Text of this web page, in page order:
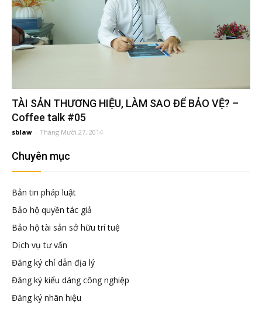
đầu
Đại
diện
TÀI SẢN THƯƠNG HIỆU, LÀM SAO ĐỂ BẢO VỆ? –
Coffee talk #05
sblaw - Tháng Mười 27, 2014
Chuyên mục
Bản tin pháp luật
Bảo hộ quyền tác giả
Bảo hộ tài sản sở hữu trí tuệ
Dịch vụ tư vấn
Đăng ký chỉ dẫn địa lý
Đăng ký kiểu dáng công nghiệp
Đăng ký nhãn hiệu